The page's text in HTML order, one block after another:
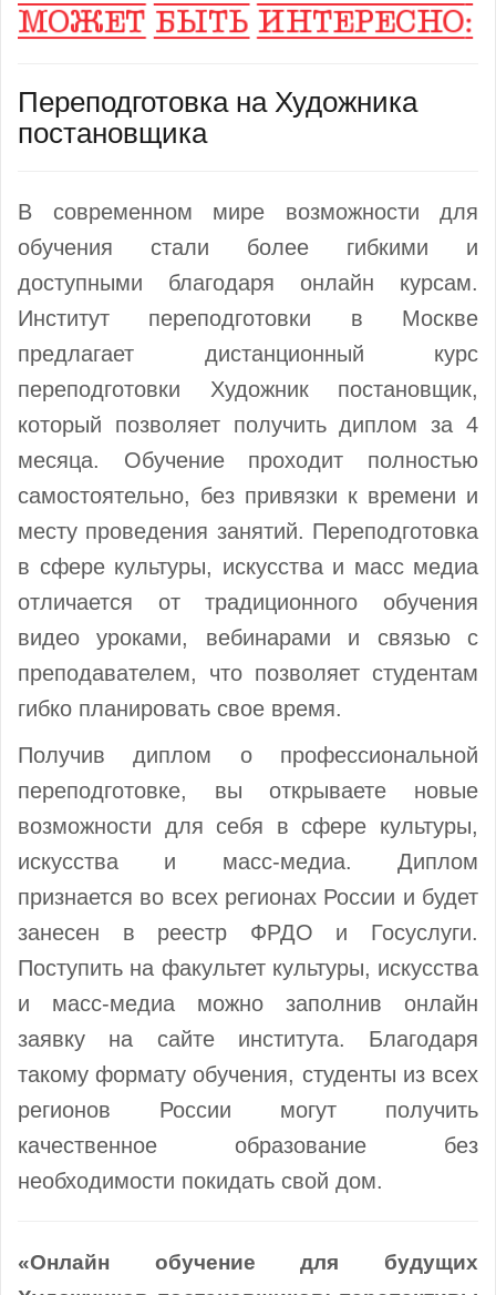
Переподготовка на Художника
постановщика
В современном мире возможности для
обучения стали более гибкими и
доступными благодаря онлайн курсам.
Институт переподготовки в Москве
предлагает дистанционный курс
переподготовки Художник постановщик,
который позволяет получить диплом за 4
месяца. Обучение проходит полностью
самостоятельно, без привязки к времени и
месту проведения занятий. Переподготовка
в сфере культуры, искусства и масс медиа
отличается от традиционного обучения
видео уроками, вебинарами и связью с
преподавателем, что позволяет студентам
гибко планировать свое время.
Получив диплом о профессиональной
переподготовке, вы открываете новые
возможности для себя в сфере культуры,
искусства и масс-медиа. Диплом
признается во всех регионах России и будет
занесен в реестр ФРДО и Госуслуги.
Поступить на факультет культуры, искусства
и масс-медиа можно заполнив онлайн
заявку на сайте института. Благодаря
такому формату обучения, студенты из всех
регионов России могут получить
качественное образование без
необходимости покидать свой дом.
«Онлайн обучение для будущих